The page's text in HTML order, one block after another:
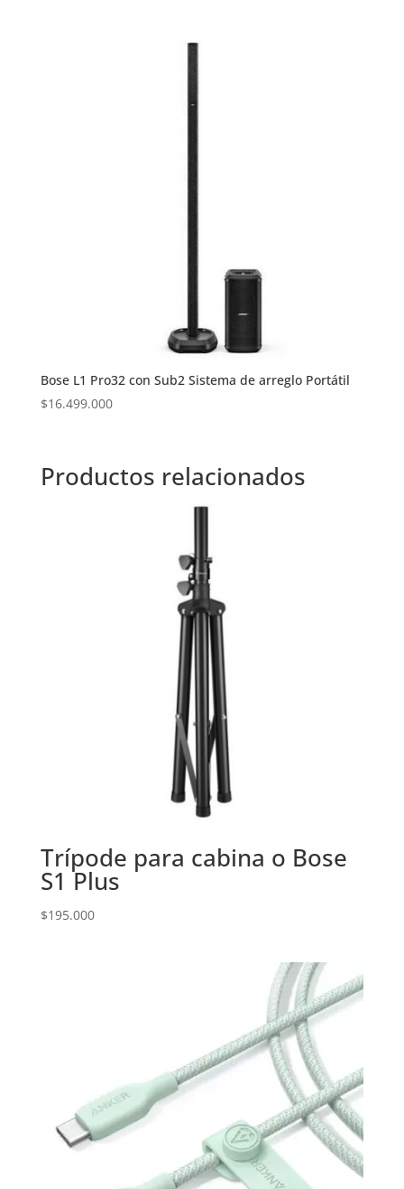
Bose L1 Pro32 con Sub2 Sistema de arreglo Portátil
$16.499.000
Productos relacionados
Trípode para cabina o Bose
S1 Plus
$195.000